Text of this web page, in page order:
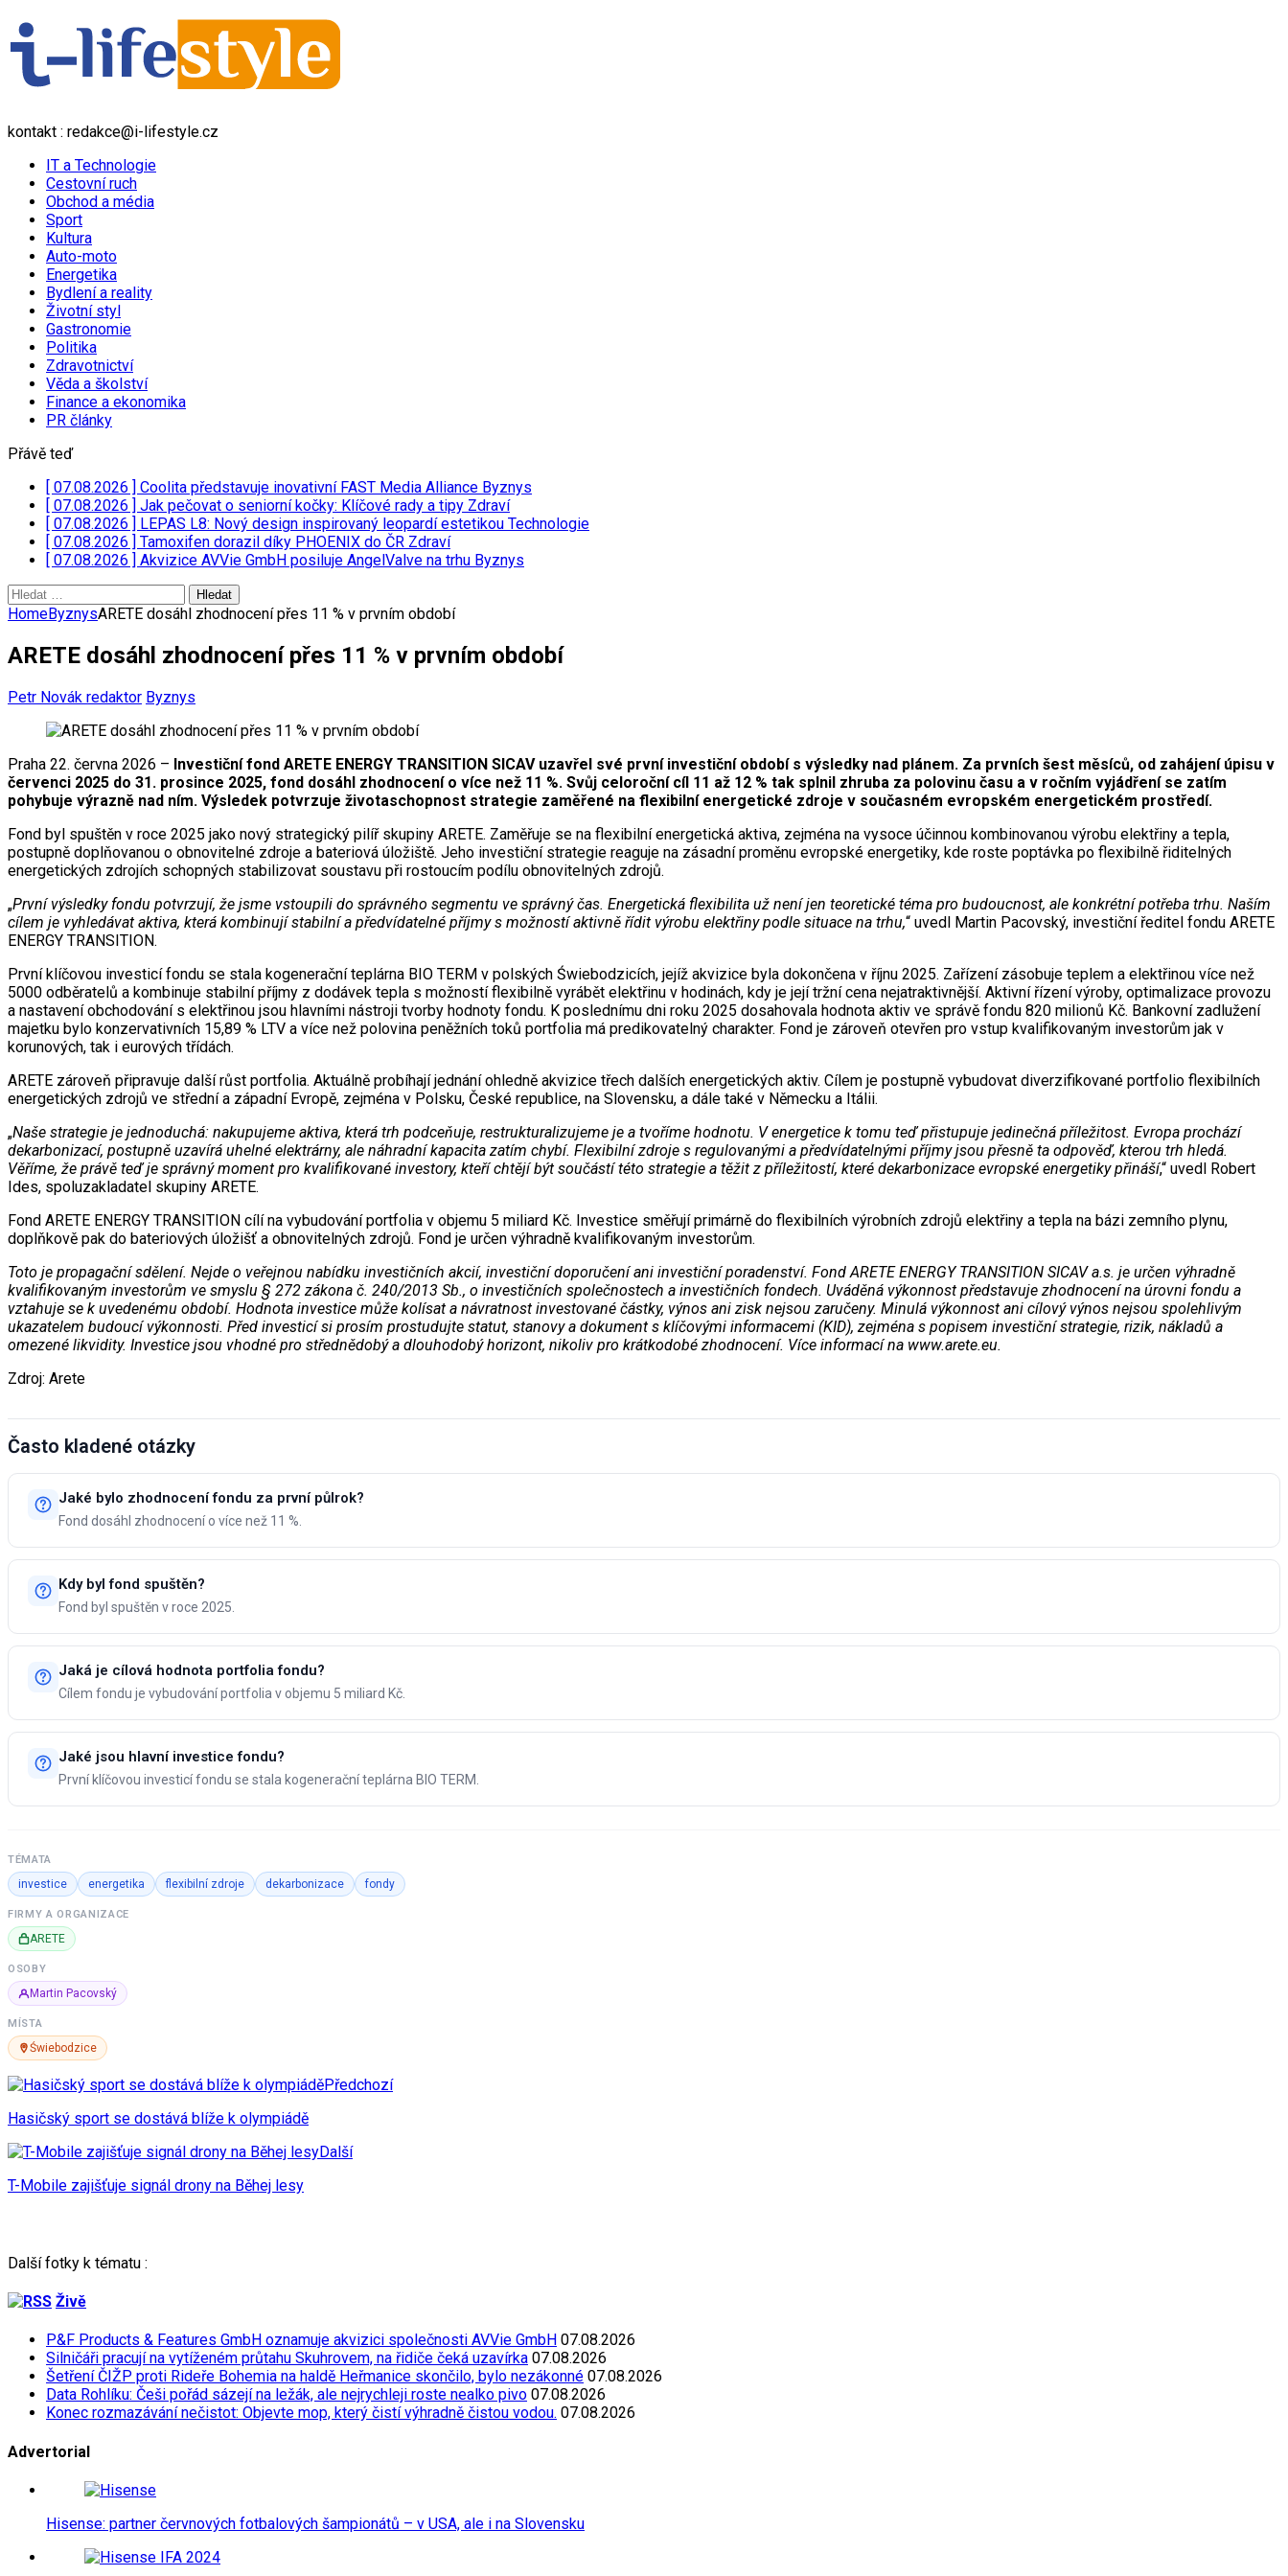
kontakt : redakce@i-lifestyle.cz
IT a Technologie
Cestovní ruch
Obchod a média
Sport
Kultura
Auto-moto
Energetika
Bydlení a reality
Životní styl
Gastronomie
Politika
Zdravotnictví
Věda a školství
Finance a ekonomika
PR články
Přávě teď
[ 07.08.2026 ] Coolita představuje inovativní FAST Media Alliance Byznys
[ 07.08.2026 ] Jak pečovat o seniorní kočky: Klíčové rady a tipy Zdraví
[ 07.08.2026 ] LEPAS L8: Nový design inspirovaný leopardí estetikou Technologie
[ 07.08.2026 ] Tamoxifen dorazil díky PHOENIX do ČR Zdraví
[ 07.08.2026 ] Akvizice AVVie GmbH posiluje AngelValve na trhu Byznys
Vyhledávání
HomeByznysARETE dosáhl zhodnocení přes 11 % v prvním období
ARETE dosáhl zhodnocení přes 11 % v prvním období
Petr Novák redaktor Byznys
Praha 22. června 2026 – Investiční fond ARETE ENERGY TRANSITION SICAV uzavřel své první investiční období s výsledky nad plánem. Za prvních šest měsíců, od zahájení úpisu v
červenci 2025 do 31. prosince 2025, fond dosáhl zhodnocení o více než 11 %. Svůj celoroční cíl 11 až 12 % tak splnil zhruba za polovinu času a v ročním vyjádření se zatím
pohybuje výrazně nad ním. Výsledek potvrzuje životaschopnost strategie zaměřené na flexibilní energetické zdroje v současném evropském energetickém prostředí.
Fond byl spuštěn v roce 2025 jako nový strategický pilíř skupiny ARETE. Zaměřuje se na flexibilní energetická aktiva, zejména na vysoce účinnou kombinovanou výrobu elektřiny a tepla,
postupně doplňovanou o obnovitelné zdroje a bateriová úložiště. Jeho investiční strategie reaguje na zásadní proměnu evropské energetiky, kde roste poptávka po flexibilně řiditelných
energetických zdrojích schopných stabilizovat soustavu při rostoucím podílu obnovitelných zdrojů.
„První výsledky fondu potvrzují, že jsme vstoupili do správného segmentu ve správný čas. Energetická flexibilita už není jen teoretické téma pro budoucnost, ale konkrétní potřeba trhu. Naším
cílem je vyhledávat aktiva, která kombinují stabilní a předvídatelné příjmy s možností aktivně řídit výrobu elektřiny podle situace na trhu,“ uvedl Martin Pacovský, investiční ředitel fondu ARETE
ENERGY TRANSITION.
První klíčovou investicí fondu se stala kogenerační teplárna BIO TERM v polských Świebodzicích, jejíž akvizice byla dokončena v říjnu 2025. Zařízení zásobuje teplem a elektřinou více než
5000 odběratelů a kombinuje stabilní příjmy z dodávek tepla s možností flexibilně vyrábět elektřinu v hodinách, kdy je její tržní cena nejatraktivnější. Aktivní řízení výroby, optimalizace provozu
a nastavení obchodování s elektřinou jsou hlavními nástroji tvorby hodnoty fondu. K poslednímu dni roku 2025 dosahovala hodnota aktiv ve správě fondu 820 milionů Kč. Bankovní zadlužení
majetku bylo konzervativních 15,89 % LTV a více než polovina peněžních toků portfolia má predikovatelný charakter. Fond je zároveň otevřen pro vstup kvalifikovaným investorům jak v
korunových, tak i eurových třídách.
ARETE zároveň připravuje další růst portfolia. Aktuálně probíhají jednání ohledně akvizice třech dalších energetických aktiv. Cílem je postupně vybudovat diverzifikované portfolio flexibilních
energetických zdrojů ve střední a západní Evropě, zejména v Polsku, České republice, na Slovensku, a dále také v Německu a Itálii.
„Naše strategie je jednoduchá: nakupujeme aktiva, která trh podceňuje, restrukturalizujeme je a tvoříme hodnotu. V energetice k tomu teď přistupuje jedinečná příležitost. Evropa prochází
dekarbonizací, postupně uzavírá uhelné elektrárny, ale náhradní kapacita zatím chybí. Flexibilní zdroje s regulovanými a předvídatelnými příjmy jsou přesně ta odpověď, kterou trh hledá.
Věříme, že právě teď je správný moment pro kvalifikované investory, kteří chtějí být součástí této strategie a těžit z příležitostí, které dekarbonizace evropské energetiky přináší,“ uvedl Robert
Ides, spoluzakladatel skupiny ARETE.
Fond ARETE ENERGY TRANSITION cílí na vybudování portfolia v objemu 5 miliard Kč. Investice směřují primárně do flexibilních výrobních zdrojů elektřiny a tepla na bázi zemního plynu,
doplňkově pak do bateriových úložišť a obnovitelných zdrojů. Fond je určen výhradně kvalifikovaným investorům.
Toto je propagační sdělení. Nejde o veřejnou nabídku investičních akcií, investiční doporučení ani investiční poradenství. Fond ARETE ENERGY TRANSITION SICAV a.s. je určen výhradně
kvalifikovaným investorům ve smyslu § 272 zákona č. 240/2013 Sb., o investičních společnostech a investičních fondech. Uváděná výkonnost představuje zhodnocení na úrovni fondu a
vztahuje se k uvedenému období. Hodnota investice může kolísat a návratnost investované částky, výnos ani zisk nejsou zaručeny. Minulá výkonnost ani cílový výnos nejsou spolehlivým
ukazatelem budoucí výkonnosti. Před investicí si prosím prostudujte statut, stanovy a dokument s klíčovými informacemi (KID), zejména s popisem investiční strategie, rizik, nákladů a
omezené likvidity. Investice jsou vhodné pro střednědobý a dlouhodobý horizont, nikoliv pro krátkodobé zhodnocení. Více informací na www.arete.eu.
Zdroj: Arete
Často kladené otázky
Jaké bylo zhodnocení fondu za první půlrok?
Fond dosáhl zhodnocení o více než 11 %.
Kdy byl fond spuštěn?
Fond byl spuštěn v roce 2025.
Jaká je cílová hodnota portfolia fondu?
Cílem fondu je vybudování portfolia v objemu 5 miliard Kč.
Jaké jsou hlavní investice fondu?
První klíčovou investicí fondu se stala kogenerační teplárna BIO TERM.
TÉMATA
investice energetika flexibilní zdroje dekarbonizace fondy
FIRMY A ORGANIZACE
ARETE
OSOBY
Martin Pacovský
MÍSTA
Świebodzice
Předchozí
Hasičský sport se dostává blíže k olympiádě
Další
T-Mobile zajišťuje signál drony na Běhej lesy
Další fotky k tématu :
Živě
P&F Products & Features GmbH oznamuje akvizici společnosti AVVie GmbH 07.08.2026
Silničáři pracují na vytíženém průtahu Skuhrovem, na řidiče čeká uzavírka 07.08.2026
Šetření ČIŽP proti Rideře Bohemia na haldě Heřmanice skončilo, bylo nezákonné 07.08.2026
Data Rohlíku: Češi pořád sázejí na ležák, ale nejrychleji roste nealko pivo 07.08.2026
Konec rozmazávání nečistot: Objevte mop, který čistí výhradně čistou vodou. 07.08.2026
Advertorial
Hisense: partner červnových fotbalových šampionátů – v USA, ale i na Slovensku